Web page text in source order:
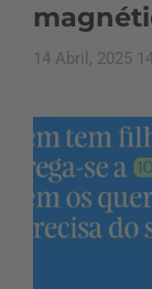
14 Abril, 2025